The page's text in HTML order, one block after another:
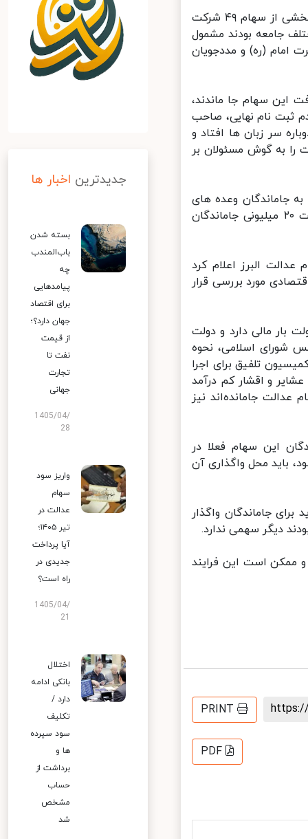
ایسنا: استارت سهام عدالت در سال ۱۳۸۵ زده شد و دولت تصمیم گرفت بخشی از سهام ۴۹ شرکت
که از اقشار مختلف جامعه بودند مشمول
(ره) و مددجویان
این سهام جا ماندند،
ثبت نام نهایی، صاحب
سر زبان ها افتاد و
به گوش مسئولان بر
جاماندگان وعده های
مختلفی دادند که بعضا ضد و نقیض بود. برای مثال یک نماینده از جمعیت ۲۰ میلیونی جاماندگان
البرز اعلام کرد
مورد بررسی قرار
مالی دارد و دولت
شورای اسلامی، نحوه
تلفیق برای اجرا
و اقشار کم درآمد
جامانده‌اند نیز
این سهام فعلا در
محل واگذاری آن
جاماندگان واگذار
دیگر سهمی ندارد.
ممکن است این فرایند
PRINT
PDF
جدیدترین اخبار ها
بسته شدن
باب‌المندب
چه
پیامدهایی
برای اقتصاد
جهان دارد؟؛
از قیمت
نفت تا
تجارت
جهانی
1405/04/
28
واریز سود
سهام
عدالت در
تیر ۱۴۰۵؛
آیا پرداخت
جدیدی در
راه است؟
1405/04/
اختلال
بانکی ادامه
دارد /
تکلیف
سود سپرده
ها و
برداشت از
حساب
مشخص
شد